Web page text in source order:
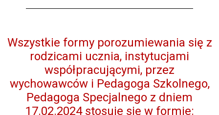
Wszystkie formy porozumiewania się z
rodzicami ucznia, instytucjami
współpracującymi, przez
wychowawców i Pedagoga Szkolnego,
Pedagoga Specjalnego z dniem
17.02.2024 stosuje się w formie: